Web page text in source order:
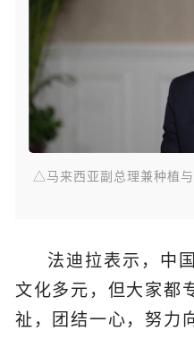
△马来西亚副总理兼种植
法迪拉表示，中
文化多元，但大家都
祉，团结一心，努力